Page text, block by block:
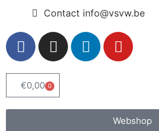
Contact info@vsvw.be
€0,00 0
Webshop